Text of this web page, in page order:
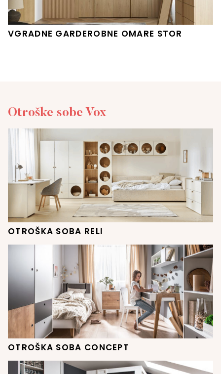
VGRADNE GARDEROBNE OMARE STOR
Otroške sobe Vox
OTROŠKA SOBA RELI
OTROŠKA SOBA CONCEPT